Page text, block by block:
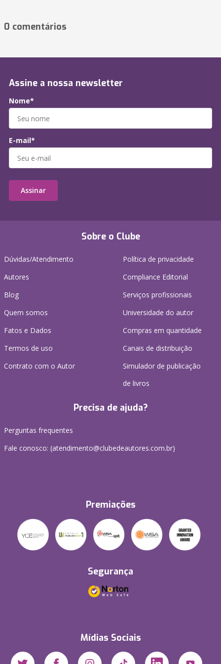
0 comentários
Sobre o Clube
Dúvidas/Atendimento
Autores
Blog
Quem somos
Fatos e Dados
Termos de uso
Contrato com o Autor
Política de privacidade
Compliance Editorial
Serviços profissionais
Universidade do autor
Compras em quantidade
Canais de distribuição
Simulador de publicação
de livros
Precisa de ajuda?
Perguntas frequentes
Fale conosco: (atendimento@clubedeautores.com.br)
Premiações
Segurança
Mídias Sociais
Assine a nossa newsletter
Nome*
E-mail*
Assinar